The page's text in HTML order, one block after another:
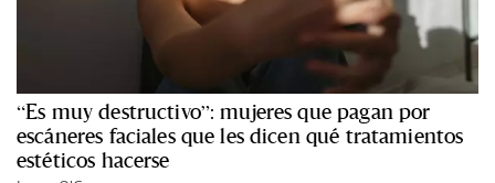
“Es muy destructivo”: mujeres que pagan por
escáneres faciales que les dicen qué tratamientos
estéticos hacerse